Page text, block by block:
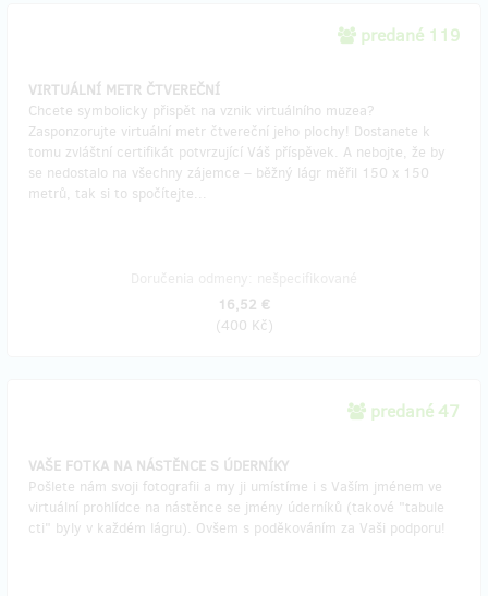
predané 119
VIRTUÁLNÍ METR ČTVEREČNÍ
Chcete symbolicky přispět na vznik virtuálního muzea?
Zasponzorujte virtuální metr čtvereční jeho plochy! Dostanete k
tomu zvláštní certifikát potvrzující Váš příspěvek. A nebojte, že by
se nedostalo na všechny zájemce – běžný lágr měřil 150 x 150
metrů, tak si to spočítejte...
16,52 €
(400 Kč)
predané 47
VAŠE FOTKA NA NÁSTĚNCE S ÚDERNÍKY
Pošlete nám svoji fotografii a my ji umístíme i s Vaším jménem ve
virtuální prohlídce na nástěnce se jmény úderníků (takové "tabule
cti" byly v každém lágru). Ovšem s poděkováním za Vaši podporu!